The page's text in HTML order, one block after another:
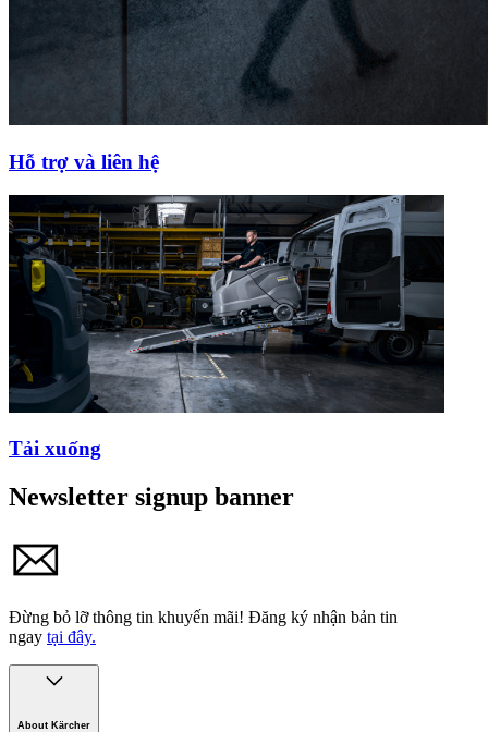
Hỗ trợ và liên hệ
Tải xuống
Newsletter signup banner
Đừng bỏ lỡ thông tin khuyến mãi! Đăng ký nhận bản tin
ngay tại đây.
About Kärcher